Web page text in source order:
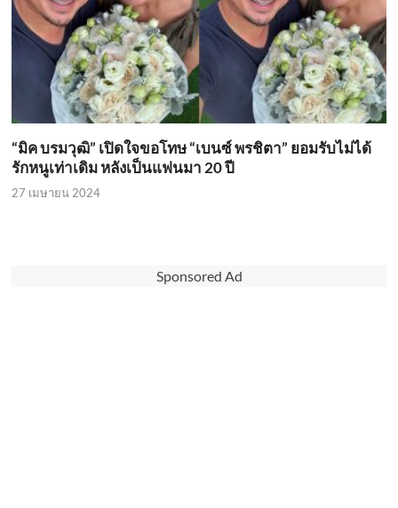
“มิค บรมวุฒิ” เปิดใจขอโทษ “เบนซ์ พรชิตา” ยอมรับไม่ได้
รักหนูเท่าเดิม หลังเป็นแฟนมา 20 ปี
27 เมษายน 2024
Sponsored Ad